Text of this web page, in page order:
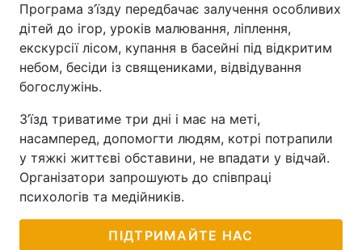
Програма з’їзду передбачає залучення особливих
дітей до ігор, уроків малювання, ліплення,
екскурсії лісом, купання в басейні під відкритим
небом, бесіди із священиками, відвідування
богослужінь.
З’їзд триватиме три дні і має на меті,
насамперед, допомогти людям, котрі потрапили
у тяжкі життєві обставини, не впадати у відчай.
Організатори запрошують до співпраці
психологів та медійників.
ПІДТРИМАЙТЕ НАС